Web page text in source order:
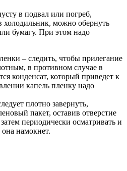
в подвал или погреб,
холодильник, можно обернуть
бумагу. При этом надо
– следить, чтобы прилегание
в противном случае в
конденсат, который приведет к
капель пленку надо
плотно завернуть,
пакет, оставив отверстие
периодически осматривать и
она намокнет.